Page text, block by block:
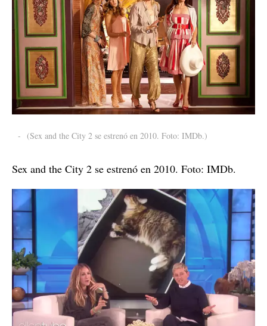
- (Sex and the City 2 se estrenó en 2010. Foto: IMDb.)
Sex and the City 2 se estrenó en 2010. Foto: IMDb.